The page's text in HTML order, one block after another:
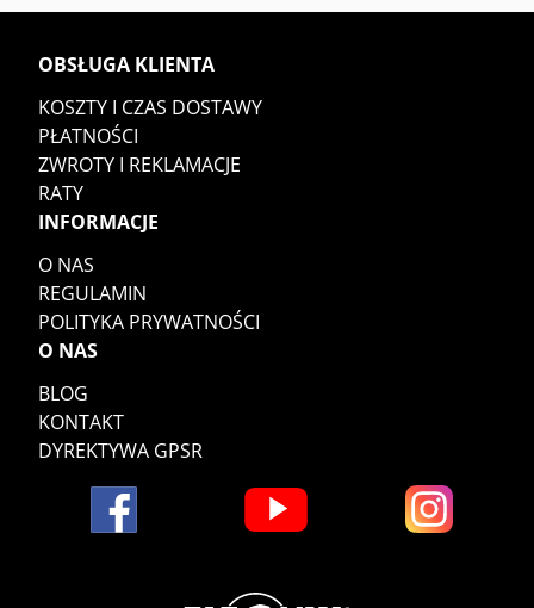
219,90zł
OBSŁUGA KLIENTA
KOSZTY I CZAS DOSTAWY
PŁATNOŚCI
ZWROTY I REKLAMACJE
RATY
INFORMACJE
O NAS
REGULAMIN
POLITYKA PRYWATNOŚCI
O NAS
BLOG
KONTAKT
DYREKTYWA GPSR